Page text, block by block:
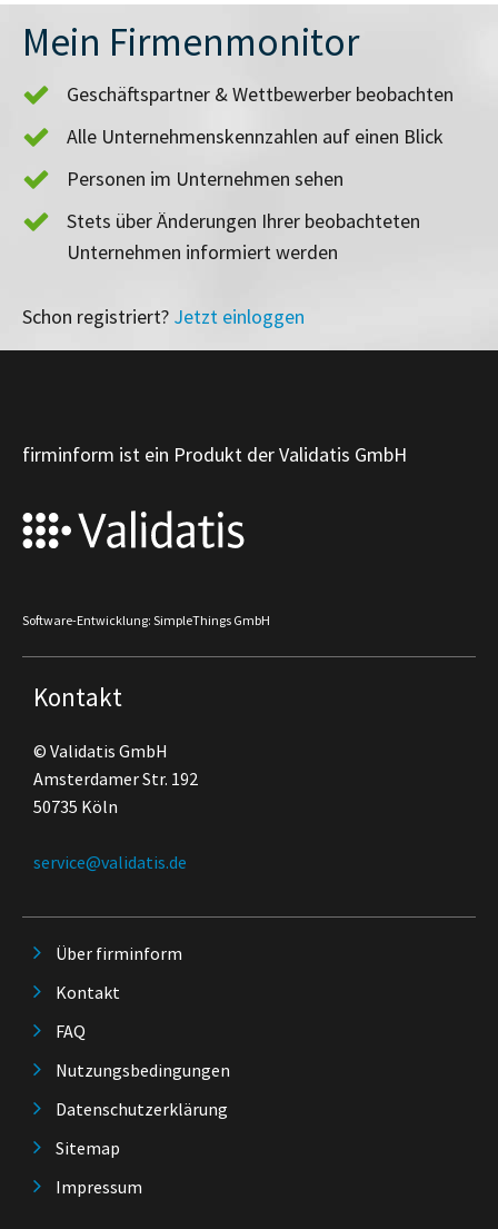
Mein Firmenmonitor
Geschäftspartner & Wettbewerber beobachten
Alle Unternehmenskennzahlen auf einen Blick
Personen im Unternehmen sehen
Stets über Änderungen Ihrer beobachteten
Unternehmen informiert werden
Schon registriert? Jetzt einloggen
firminform ist ein Produkt der Validatis GmbH
Software-Entwicklung: SimpleThings GmbH
Kontakt
© Validatis GmbH
Amsterdamer Str. 192
50735 Köln
service@validatis.de
Über firminform
Kontakt
FAQ
Nutzungsbedingungen
Datenschutzerklärung
Sitemap
Impressum